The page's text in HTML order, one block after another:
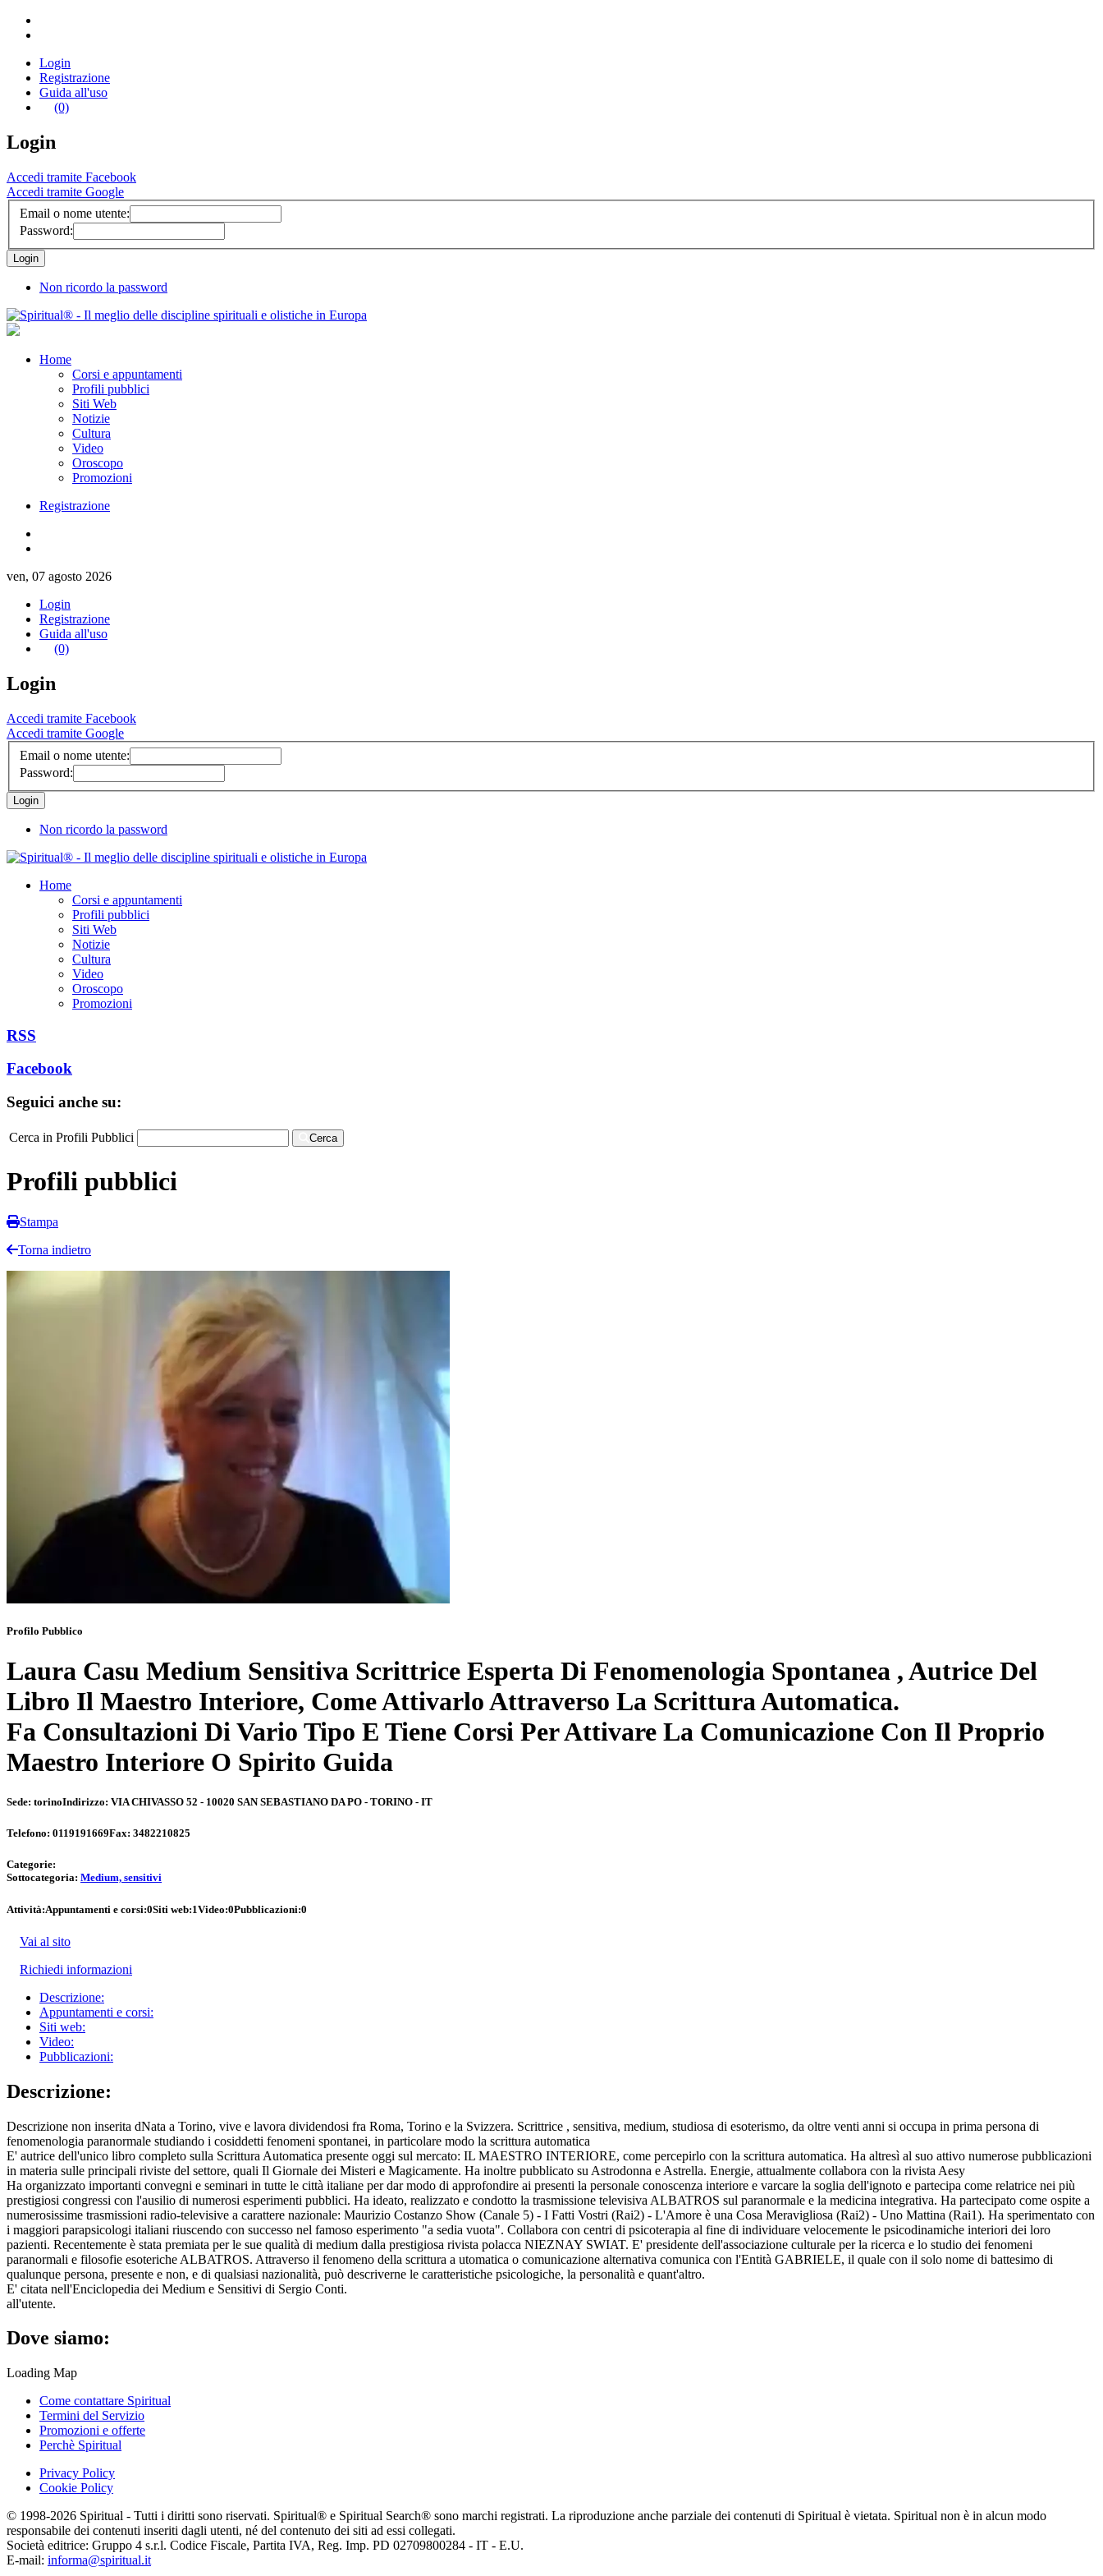
Login
Registrazione
Guida all'uso
(0)
Login
Accedi tramite Facebook
Accedi tramite Google
Email o nome utente:
Password:
Non ricordo la password
Home
Corsi e appuntamenti
Profili pubblici
Siti Web
Notizie
Cultura
Video
Oroscopo
Promozioni
Registrazione
ven, 07 agosto 2026
Login
Registrazione
Guida all'uso
(0)
Login
Accedi tramite Facebook
Accedi tramite Google
Email o nome utente:
Password:
Non ricordo la password
Home
Corsi e appuntamenti
Profili pubblici
Siti Web
Notizie
Cultura
Video
Oroscopo
Promozioni
RSS
Facebook
Seguici anche su:
Cerca in Profili Pubblici Cerca
Profili pubblici
Stampa
Torna indietro
Profilo Pubblico
Laura Casu Medium Sensitiva Scrittrice Esperta Di Fenomenologia Spontanea , Autrice Del
Libro Il Maestro Interiore, Come Attivarlo Attraverso La Scrittura Automatica.
Fa Consultazioni Di Vario Tipo E Tiene Corsi Per Attivare La Comunicazione Con Il Proprio
Maestro Interiore O Spirito Guida
Sede: torinoIndirizzo: VIA CHIVASSO 52 - 10020 SAN SEBASTIANO DA PO - TORINO - IT
Telefono: 0119191669Fax: 3482210825
Categorie:
Sottocategoria: Medium, sensitivi
Attività:Appuntamenti e corsi:0Siti web:1Video:0Pubblicazioni:0
Vai al sito
Richiedi informazioni
Descrizione:
Appuntamenti e corsi:
Siti web:
Video:
Pubblicazioni:
Descrizione:
Descrizione non inserita dNata a Torino, vive e lavora dividendosi fra Roma, Torino e la Svizzera. Scrittrice , sensitiva, medium, studiosa di esoterismo, da oltre venti anni si occupa in prima persona di
fenomenologia paranormale studiando i cosiddetti fenomeni spontanei, in particolare modo la scrittura automatica
E' autrice dell'unico libro completo sulla Scrittura Automatica presente oggi sul mercato: IL MAESTRO INTERIORE, come percepirlo con la scrittura automatica. Ha altresì al suo attivo numerose pubblicazioni
in materia sulle principali riviste del settore, quali Il Giornale dei Misteri e Magicamente. Ha inoltre pubblicato su Astrodonna e Astrella. Energie, attualmente collabora con la rivista Aesy
Ha organizzato importanti convegni e seminari in tutte le città italiane per dar modo di approfondire ai presenti la personale conoscenza interiore e varcare la soglia dell'ignoto e partecipa come relatrice nei più
prestigiosi congressi con l'ausilio di numerosi esperimenti pubblici. Ha ideato, realizzato e condotto la trasmissione televisiva ALBATROS sul paranormale e la medicina integrativa. Ha partecipato come ospite a
numerosissime trasmissioni radio-televisive a carattere nazionale: Maurizio Costanzo Show (Canale 5) - I Fatti Vostri (Rai2) - L'Amore è una Cosa Meravigliosa (Rai2) - Uno Mattina (Rai1). Ha sperimentato con
i maggiori parapsicologi italiani riuscendo con successo nel famoso esperimento "a sedia vuota". Collabora con centri di psicoterapia al fine di individuare velocemente le psicodinamiche interiori dei loro
pazienti. Recentemente è stata premiata per le sue qualità di medium dalla prestigiosa rivista polacca NIEZNAY SWIAT. E' presidente dell'associazione culturale per la ricerca e lo studio dei fenomeni
paranormali e filosofie esoteriche ALBATROS. Attraverso il fenomeno della scrittura a utomatica o comunicazione alternativa comunica con l'Entità GABRIELE, il quale con il solo nome di battesimo di
qualunque persona, presente e non, e di qualsiasi nazionalità, può descriverne le caratteristiche psicologiche, la personalità e quant'altro.
E' citata nell'Enciclopedia dei Medium e Sensitivi di Sergio Conti.
all'utente.
Dove siamo:
Loading Map
Come contattare Spiritual
Termini del Servizio
Promozioni e offerte
Perchè Spiritual
Privacy Policy
Cookie Policy
© 1998-2026 Spiritual - Tutti i diritti sono riservati. Spiritual® e Spiritual Search® sono marchi registrati. La riproduzione anche parziale dei contenuti di Spiritual è vietata. Spiritual non è in alcun modo
responsabile dei contenuti inseriti dagli utenti, né del contenuto dei siti ad essi collegati.
Società editrice: Gruppo 4 s.r.l. Codice Fiscale, Partita IVA, Reg. Imp. PD 02709800284 - IT - E.U.
E-mail: informa@spiritual.it